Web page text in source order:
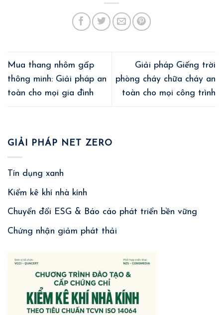
Mua thang nhôm gấp
thông minh: Giải pháp an
toàn cho mọi gia đình
Giải pháp Giếng trời
phòng cháy chữa cháy an
toàn cho mọi công trình
GIẢI PHÁP NET ZERO
Tín dụng xanh
Kiểm kê khí nhà kính
Chuyển đổi ESG & Báo cáo phát triển bền vững
Chứng nhận giảm phát thải